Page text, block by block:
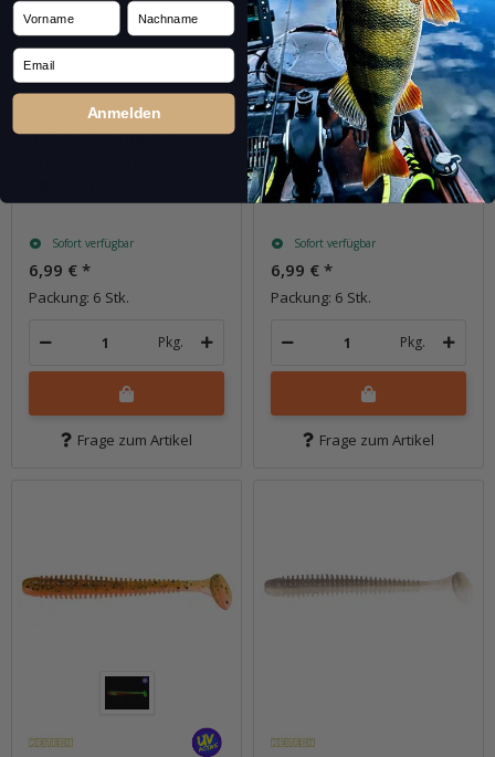
4.5" Swing Impact -
Sofort verfügbar
6,99 € *
Packung: 6 Stk.
Pkg.
Frage zum Artikel
4.5" Swing Impact -
Motoroil / Chartreuse
Sofort verfügbar
6,99 € *
Packung: 6 Stk.
Pkg.
Frage zum Artikel
Vorname Nachname
Email
Anmelden